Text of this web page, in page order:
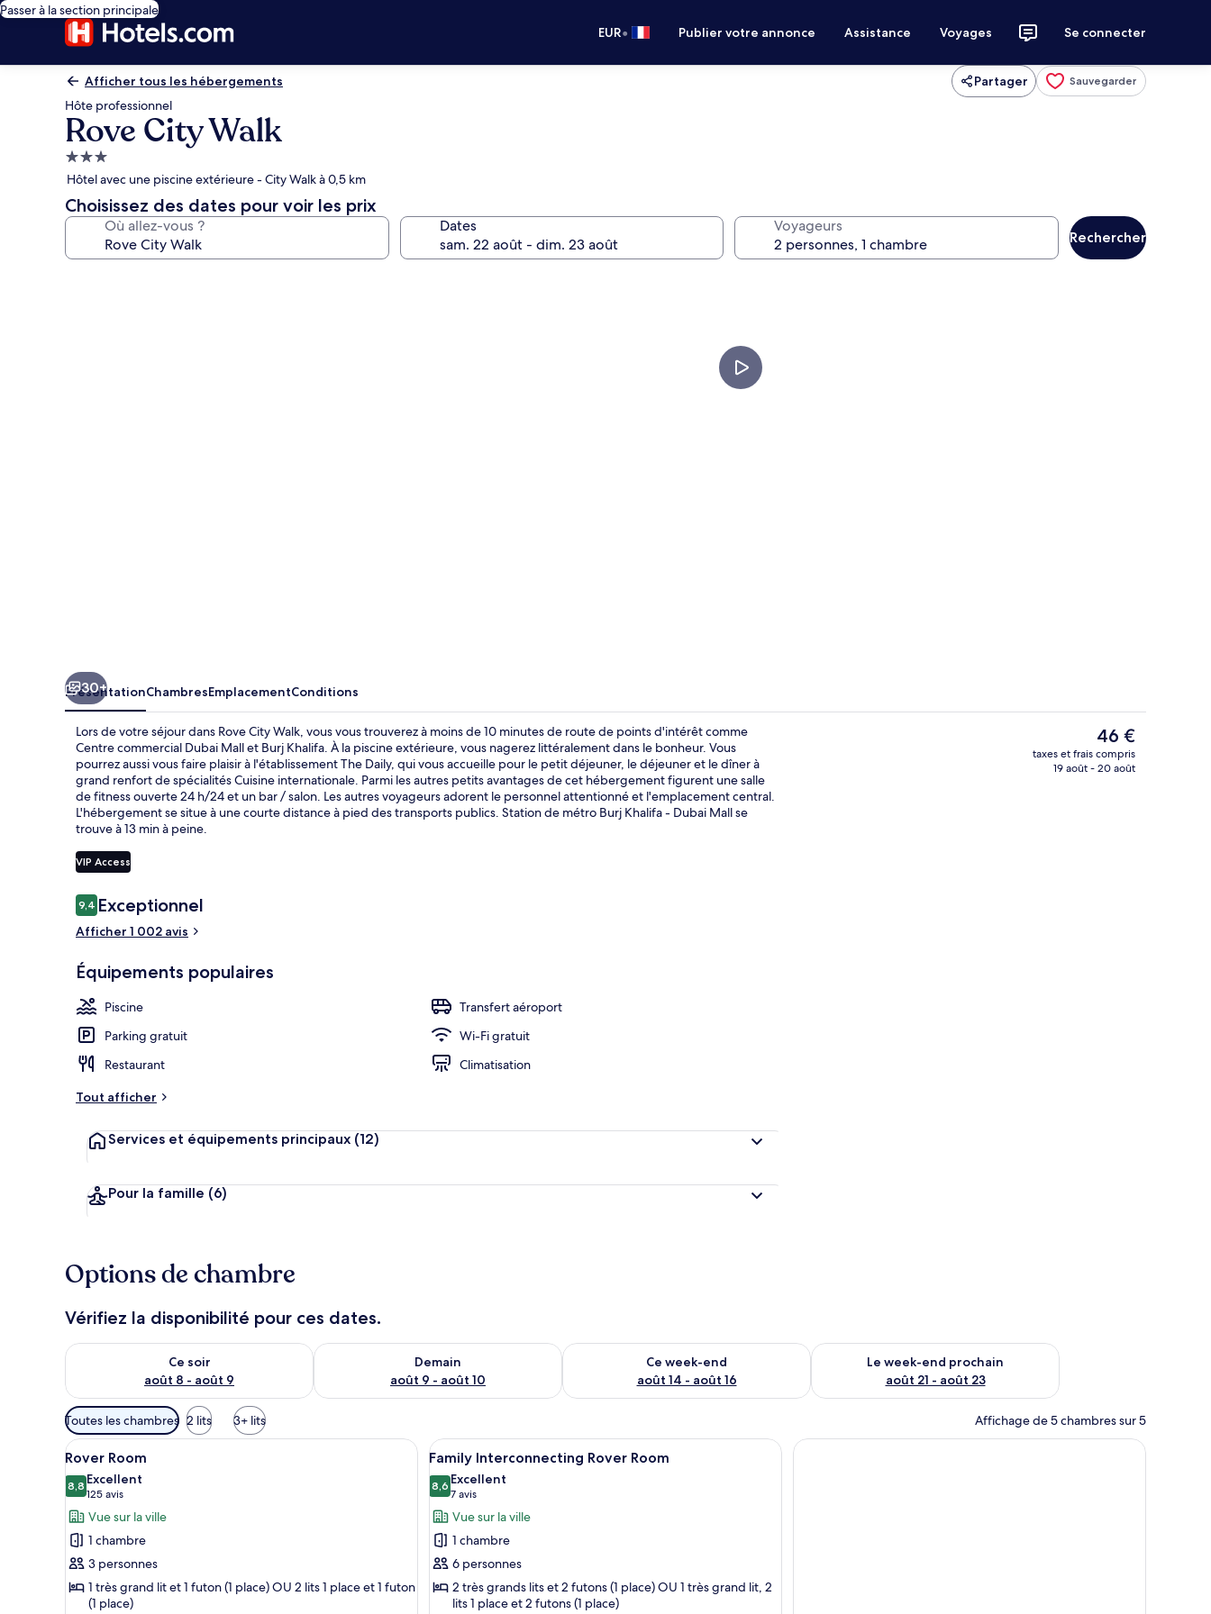
Passer à la section principale
EUR• Publier votre annonce Assistance Voyages Se connecter
Afficher tous les hébergements Partager Sauvegarder
Hôte professionnel
Rove City Walk
Hébergement
3.0 étoiles
Hôtel avec une piscine extérieure - City Walk à 0,5 km
Choisissez des dates pour voir les prix
Où allez-vous ? Dates Voyageurs
Rechercher
Hall
30+
PrésentationChambresEmplacementConditions
Lors de votre séjour dans Rove City Walk, vous vous trouverez à moins de 10 minutes de route de points d'intérêt comme
Centre commercial Dubai Mall et Burj Khalifa. À la piscine extérieure, vous nagerez littéralement dans le bonheur. Vous
pourrez aussi vous faire plaisir à l'établissement The Daily, qui vous accueille pour le petit déjeuner, le déjeuner et le dîner à
grand renfort de spécialités Cuisine internationale. Parmi les autres petits avantages de cet hébergement figurent une salle
de fitness ouverte 24 h/24 et un bar / salon. Les autres voyageurs adorent le personnel attentionné et l'emplacement central.
L'hébergement se situe à une courte distance à pied des transports publics. Station de métro Burj Khalifa - Dubai Mall se
trouve à 13 min à peine.
VIP Access
Avis
voyageurs
9,49,4 sur 10
Exceptionnel
Afficher 1 002 avis
Équipements populaires
Piscine
Transfert aéroport
Parking gratuit
Wi-Fi gratuit
Restaurant
Climatisation
Tout afficher
Services et équipements principaux (12)
Pour la famille (6)
Le
prix
actuel
46 €
taxes et frais compris
19 août - 20 août
Options de chambre
Vérifiez la disponibilité pour ces dates.
Ce soir
août 8 - août 9
Vérifier la disponibilité pour ce soir août 8 - août 9
Demain
août 9 - août 10
Vérifier la disponibilité pour demain août 9 - août 10
Ce week-end
août 14 - août 16
Vérifier la disponibilité pour ce week-end août 14 - août 16
Le week-end prochain
août 21 - août 23
Vérifier la disponibilité pour le week-end prochain août 21 -
Filtres
disponibles
pour
les
chambres
Toutes les chambres 2 lits 3+ lits Affichage de 5 chambres sur 5
Afficher
toutes
les
photos
pour
ce
type
de
Une chambre d’hôtel avec deux lits, un bureau, une chaise, une vue sur la ville et une citation inspirante affichée sur le mur.
5
Rover Room
8,88,8 sur 10
Excellent
125 avis
(125 avis)
Vue sur la ville
1 chambre
3 personnes
1 très grand lit et 1 futon (1 place) OU 2 lits 1 place et 1 futon
(1 place)
Afficher
toutes
les
photos
pour
ce
type
de
Une chambre d’hôtel avec deux lits, un bureau, une chaise, une vue sur la ville et une citation inspirante affichée
5
Family Interconnecting Rover Room
8,68,6 sur 10
Excellent
7 avis
(7 avis)
Vue sur la ville
1 chambre
6 personnes
2 très grands lits et 2 futons (1 place) OU 1 très grand lit, 2
lits 1 place et 2 futons (1 place)